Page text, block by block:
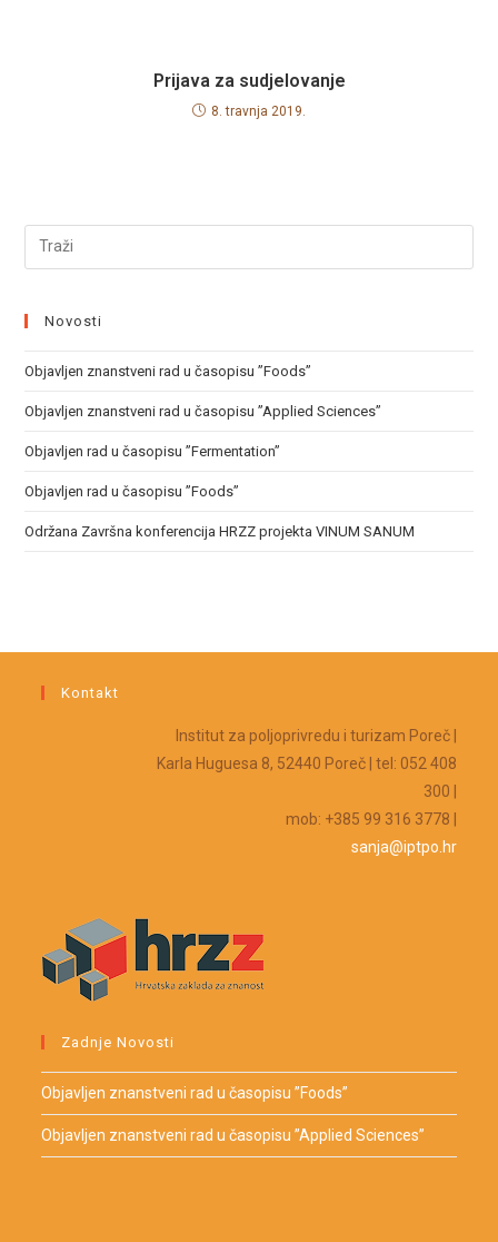
Prijava za sudjelovanje
8. travnja 2019.
Novosti
Objavljen znanstveni rad u časopisu ”Foods”
Objavljen znanstveni rad u časopisu ”Applied Sciences”
Objavljen rad u časopisu ”Fermentation”
Objavljen rad u časopisu ”Foods”
Održana Završna konferencija HRZZ projekta VINUM SANUM
Kontakt
Institut za poljoprivredu i turizam Poreč |
Karla Huguesa 8, 52440 Poreč | tel: 052 408
300 |
mob: +385 99 316 3778 |
sanja@iptpo.hr
Zadnje Novosti
Objavljen znanstveni rad u časopisu ”Foods”
Objavljen znanstveni rad u časopisu ”Applied Sciences”